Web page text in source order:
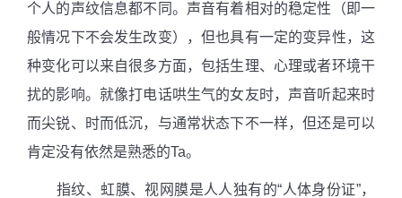
个人的声纹信息都不同。声音有着相对的稳定性（即一
般情况下不会发生改变），但也具有一定的变异性，这
种变化可以来自很多方面，包括生理、心理或者环境干
扰的影响。就像打电话哄生气的女友时，声音听起来时
而尖锐、时而低沉，与通常状态下不一样，但还是可以
肯定没有依然是熟悉的Ta。
指纹、虹膜、视网膜是人人独有的“人体身份证”，